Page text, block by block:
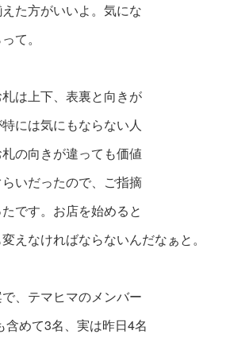
た方がいいよ。気にな
て。
は上下、表裏と向きが
には気にもならない人
の向きが違っても価値
いだったので、ご指摘
です。お店を始めると
えなければならないんだなぁと。
、テマヒマのメンバー
含めて3名、実は昨日4名